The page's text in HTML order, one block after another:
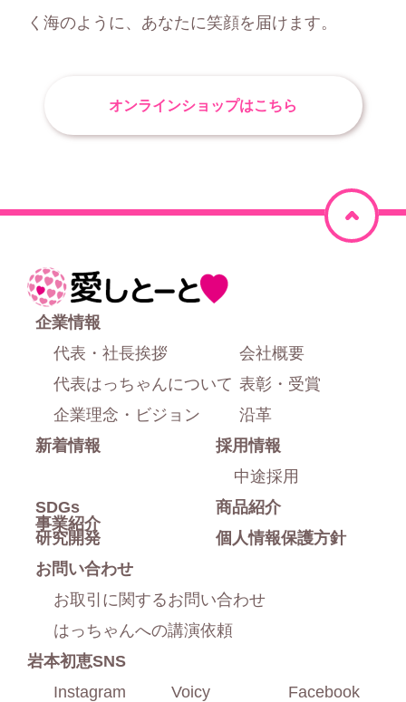
く海のように、あなたに笑顔を届けます。
オンラインショップはこちら
ペ
ー
ホ
ー
企業情報
代表・社長挨拶
代表はっちゃんについて
企業理念・ビジョン
会社概要
表彰・受賞
沿革
採用情報
中途採用
事業紹介
商品紹介
研究開発
新着情報
個人情報保護方針
SDGs
お問い合わせ
お取引に関するお問い合わせ
はっちゃんへの講演依頼
岩本初恵SNS
Instagram
Voicy Facebook